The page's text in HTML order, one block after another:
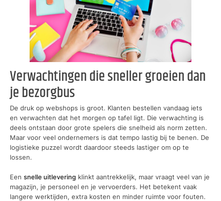
Verwachtingen die sneller groeien dan
je bezorgbus
De druk op webshops is groot. Klanten bestellen vandaag iets
en verwachten dat het morgen op tafel ligt. Die verwachting is
deels ontstaan door grote spelers die snelheid als norm zetten.
Maar voor veel ondernemers is dat tempo lastig bij te benen. De
logistieke puzzel wordt daardoor steeds lastiger om op te
lossen.
Een snelle uitlevering klinkt aantrekkelijk, maar vraagt veel van je
magazijn, je personeel en je vervoerders. Het betekent vaak
langere werktijden, extra kosten en minder ruimte voor fouten.